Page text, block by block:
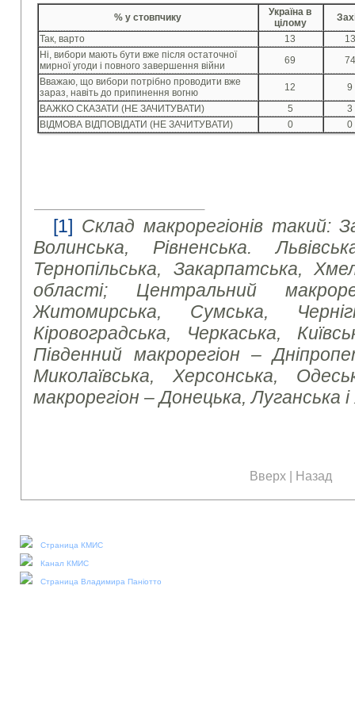
% у стовпчику
Україна в
цілому
Так, варто
13
13
Ні, вибори мають бути вже після остаточної
мирної угоди і повного завершення війни
69
74
Вважаю, що вибори потрібно проводити вже
зараз, навіть до припинення вогню
12
9
ВАЖКО СКАЗАТИ (НЕ ЗАЧИТУВАТИ)
5
3
ВІДМОВА ВІДПОВІДАТИ (НЕ ЗАЧИТУВАТИ)
0 0
[1] Склад макрорегіонів такий:
Волинська, Рівненська.
Тернопільська, Закарпатська,
області; Центральний
Житомирська, Сумська,
Кіровоградська, Черкаська,
Південний макрорегіон –
Миколаївська, Херсонська,
макрорегіон – Донецька, Луганська
Вверх | Назад
Страница КМИС
Канал КМИС
Страница Владимира Паніотто